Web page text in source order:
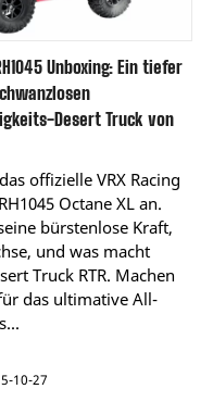
Unboxing: Ein tiefer
Desert Truck von
offizielle VRX Racing
Octane XL an.
bürstenlose Kraft,
und was macht
Truck RTR. Machen
das ultimative All-
10-27